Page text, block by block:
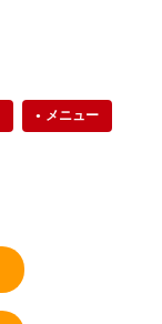
メニュー